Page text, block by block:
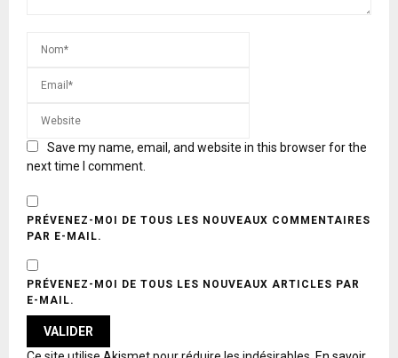
Save my name, email, and website in this browser for the
next time I comment.
PRÉVENEZ-MOI DE TOUS LES NOUVEAUX COMMENTAIRES
PAR E-MAIL.
PRÉVENEZ-MOI DE TOUS LES NOUVEAUX ARTICLES PAR
E-MAIL.
A